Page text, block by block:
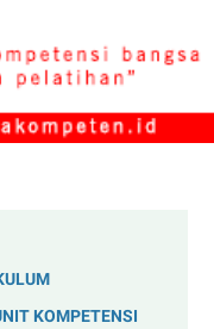
KOMPETENSI